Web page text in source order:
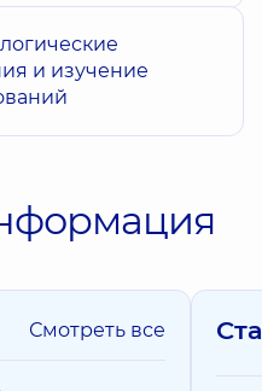
и изучение
Смотреть все